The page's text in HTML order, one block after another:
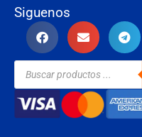
Siguenos
Búsqueda
productos